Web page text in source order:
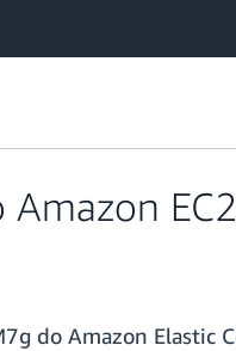
do Amazon Elastic